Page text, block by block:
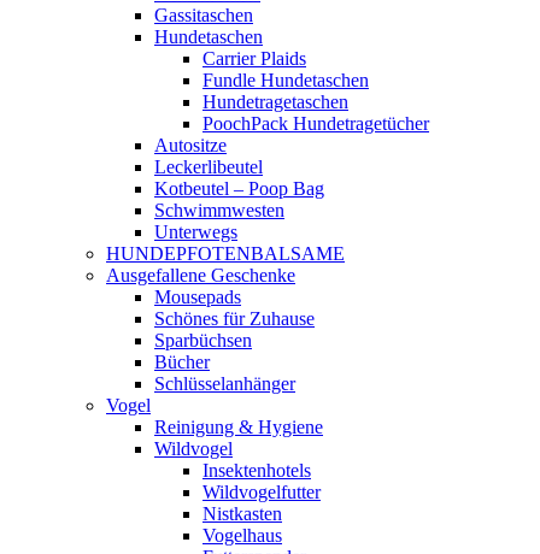
Gassitaschen
Hundetaschen
Carrier Plaids
Fundle Hundetaschen
Hundetragetaschen
PoochPack Hundetragetücher
Autositze
Leckerlibeutel
Kotbeutel – Poop Bag
Schwimmwesten
Unterwegs
HUNDEPFOTENBALSAME
Ausgefallene Geschenke
Mousepads
Schönes für Zuhause
Sparbüchsen
Bücher
Schlüsselanhänger
Vogel
Reinigung & Hygiene
Wildvogel
Insektenhotels
Wildvogelfutter
Nistkasten
Vogelhaus